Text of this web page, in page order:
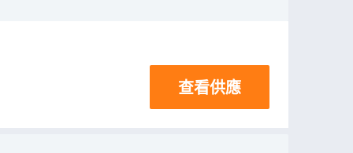
查看供應